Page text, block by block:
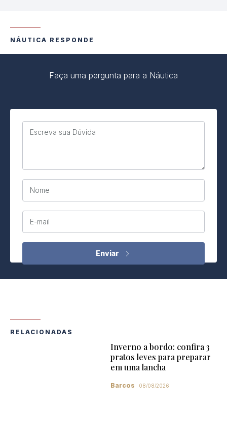
NÁUTICA RESPONDE
Faça uma pergunta para a Náutica
Escreva sua Dúvida
Nome
E-mail
RELACIONADAS
Inverno a bordo: confira 3
pratos leves para preparar
em uma lancha
Barcos 08/08/2026